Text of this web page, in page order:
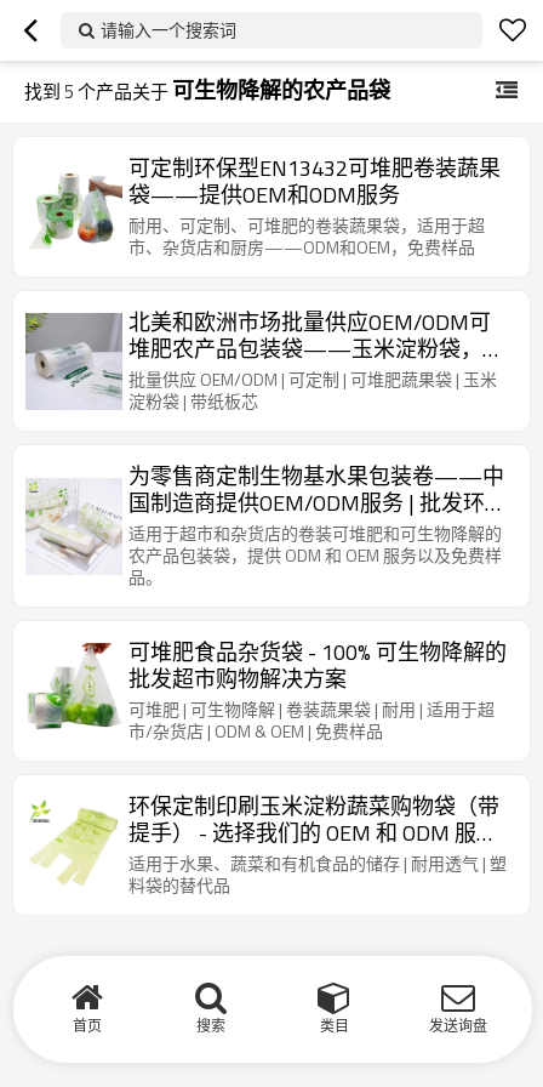
请输入一个搜索词
找到5个产品关于可生物降解的农产品袋
可定制环保型EN13432可堆肥卷装蔬果
袋——提供OEM和ODM服务
耐用、可定制、可堆肥的卷装蔬果袋，适用于超
市、杂货店和厨房——ODM和OEM，免费样品
北美和欧洲市场批量供应OEM/ODM可
堆肥农产品包装袋——玉米淀粉袋，内
芯为纸板
批量供应 OEM/ODM | 可定制 | 可堆肥蔬果袋 | 玉米
淀粉袋 | 带纸板芯
为零售商定制生物基水果包装卷——中
国制造商提供OEM/ODM服务 | 批发环保
解决方案
适用于超市和杂货店的卷装可堆肥和可生物降解的
农产品包装袋，提供 ODM 和 OEM 服务以及免费样
品。
可堆肥食品杂货袋 - 100% 可生物降解的
批发超市购物解决方案
可堆肥 | 可生物降解 | 卷装蔬果袋 | 耐用 | 适用于超
市/杂货店 | ODM & OEM | 免费样品
环保定制印刷玉米淀粉蔬菜购物袋（带
提手） - 选择我们的 OEM 和 ODM 服
务，践行可持续发展理念
适用于水果、蔬菜和有机食品的储存 | 耐用透气 | 塑
料袋的替代品
首页 搜索 类目 发送询盘